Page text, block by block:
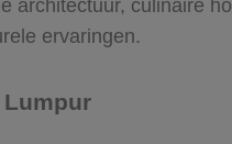
architectuur, culinaire
ervaringen.
Lumpur